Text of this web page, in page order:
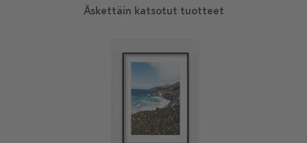
Äskettäin katsotut tuotteet